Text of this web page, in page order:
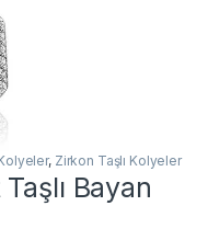
, Zirkon Taşlı Kolyeler
Bayan